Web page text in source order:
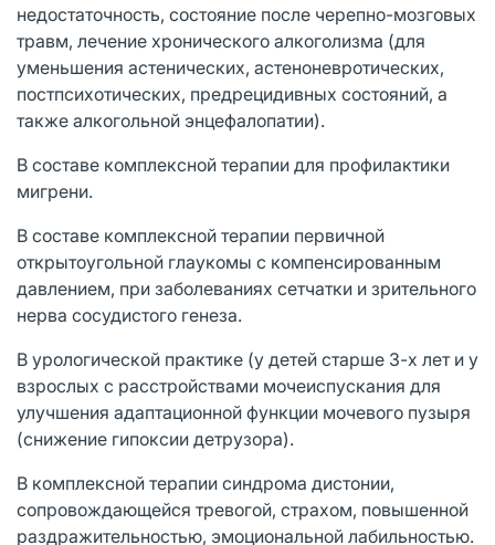
недостаточность, состояние после черепно-мозговых
травм, лечение хронического алкоголизма (для
уменьшения астенических, астеноневротических,
постпсихотических, предрецидивных состояний, а
также алкогольной энцефалопатии).
В составе комплексной терапии для профилактики
мигрени.
В составе комплексной терапии первичной
открытоугольной глаукомы с компенсированным
давлением, при заболеваниях сетчатки и зрительного
нерва сосудистого генеза.
В урологической практике (у детей старше 3-х лет и у
взрослых с расстройствами мочеиспускания для
улучшения адаптационной функции мочевого пузыря
(снижение гипоксии детрузора).
В комплексной терапии синдрома дистонии,
сопровождающейся тревогой, страхом, повышенной
раздражительностью, эмоциональной лабильностью.